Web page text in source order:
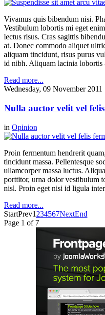
Vivamus quis bibendum nisi.
Vestibulum lobortis mi eget
lectus risus. Cras sagittis
at. Donec commodo aliquet
aliquam tincidunt, risus purus
id nibh. Aliquam lacinia lobortis
Read more...
Wednesday, 09 November 2011
Nulla auctor velit vel
in Opinion
Proin fermentum hendrerit
tincidunt massa. Pellentesque
ullamcorper massa luctus.
porttitor, urna dolor vestibulum
nisl. Proin eget nisi id ligula
Read more...
StartPrev1 234567NextEnd
Page 1 of 7